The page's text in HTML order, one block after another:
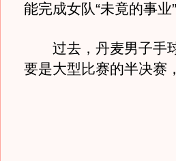
能完成女队“未竟的事
过去，丹麦男子手
要是大型比赛的半决赛